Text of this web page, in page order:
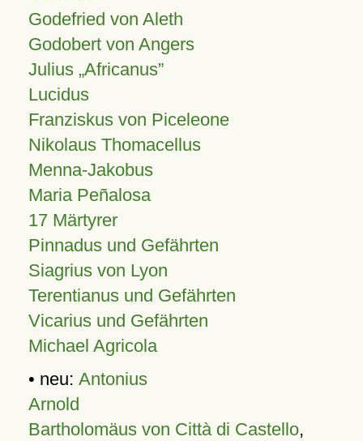
Godefried von Aleth
Godobert von Angers
Julius Africanus
Lucidus
Franziskus von Piceleone
Nikolaus Thomacellus
Menna-Jakobus
Maria Peñalosa
17 Märtyrer
Pinnadus und Gefährten
Siagrius von Lyon
Terentianus und Gefährten
Vicarius und Gefährten
Michael Agricola
• neu: Antonius
Arnold
Bartholomäus von Città di Castello,